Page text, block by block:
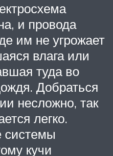
и провода
им не угрожает
влага или
туда во
Добраться
несложно, так
легко.
системы
кучи